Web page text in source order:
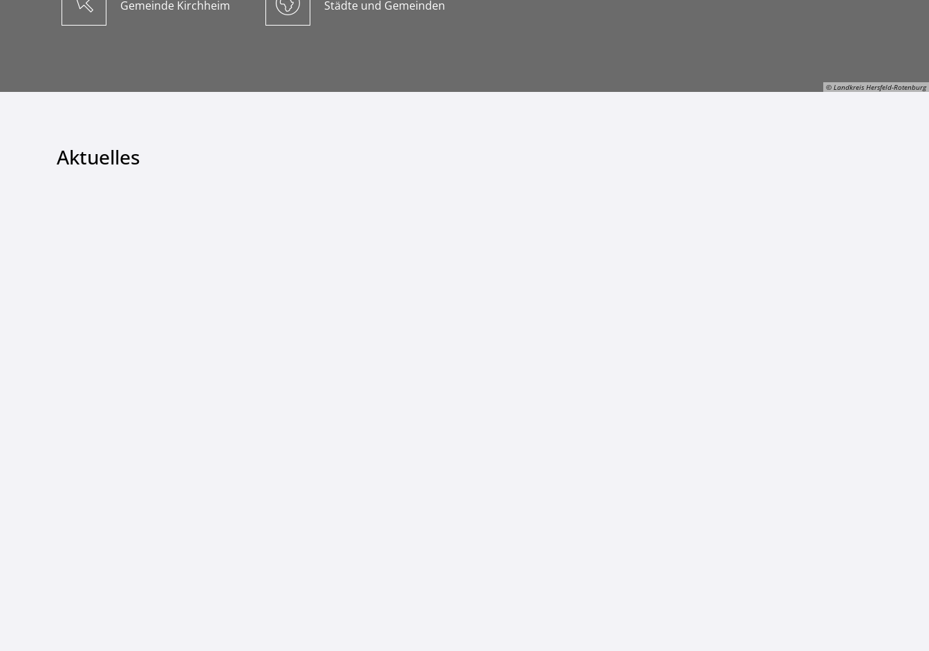
© Landkreis Hersfeld-Rotenburg
Gemeinde Kirchheim
Städte und Gemeinden
Aktuelles